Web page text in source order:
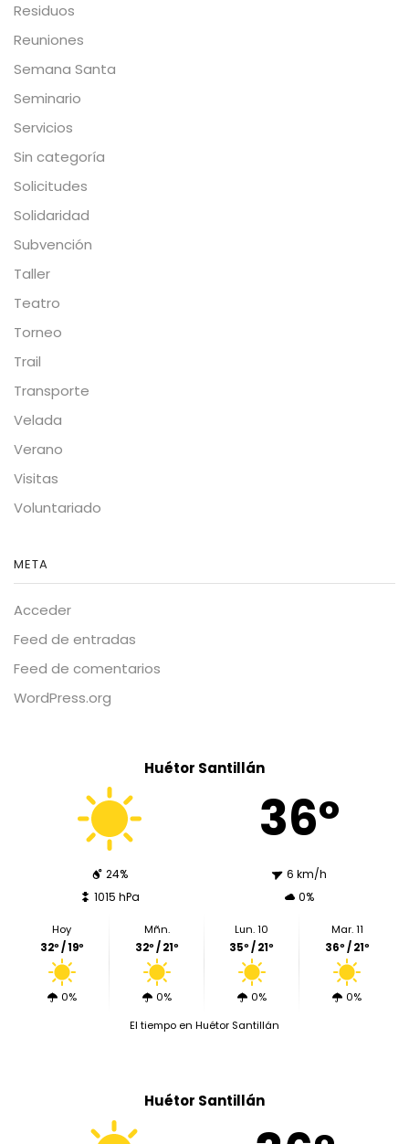
Residuos
Reuniones
Semana Santa
Seminario
Servicios
Sin categoría
Solicitudes
Solidaridad
Subvención
Taller
Teatro
Torneo
Trail
Transporte
Velada
Verano
Visitas
Voluntariado
META
Acceder
Feed de entradas
Feed de comentarios
WordPress.org
Huétor Santillán
36º
24%
6 km/h
1015 hPa
0%
Hoy
32º / 19º
0%
Mñn.
32º / 21º
0%
Lun. 10
35º / 21º
0%
Mar. 11
36º / 21º
0%
El tiempo en Huétor Santillán
Huétor Santillán